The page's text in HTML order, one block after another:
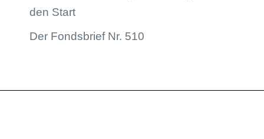
den Start
Der Fondsbrief Nr. 510